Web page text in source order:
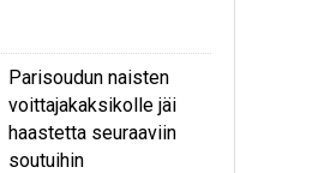
Parisoudun naisten
voittajakaksikolle jäi
haastetta seuraaviin
soutuihin